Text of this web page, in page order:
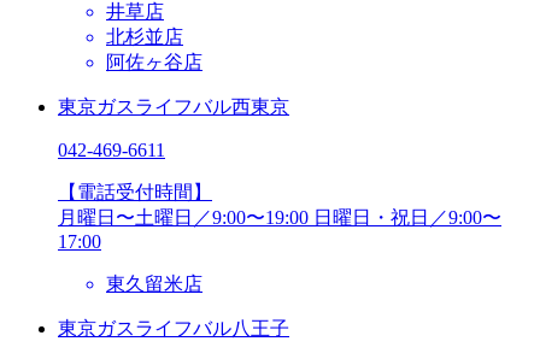
井草店
北杉並店
阿佐ヶ谷店
東京ガスライフバル西東京
042-469-6611
【電話受付時間】
月曜日〜土曜日／9:00〜19:00 日曜日・祝日／9:00〜
17:00
東久留米店
東京ガスライフバル八王子